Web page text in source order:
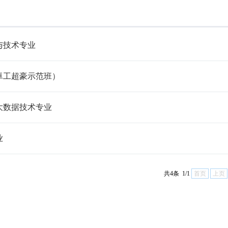
技术专业
超豪示范班）
数据技术专业
共4条 1/1 首页 上页